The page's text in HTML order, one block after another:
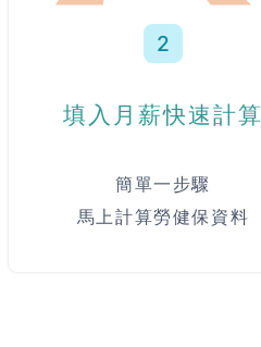
2
填入月薪快速計算
簡單一步驟
馬上計算勞健保資料